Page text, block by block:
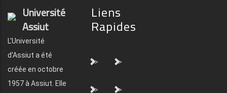
Université
Assiut
L'Université
d'Assiut a été
créée en octobre
1957 à Assiut. Elle
Liens
Rapides
"> ">
"> ">